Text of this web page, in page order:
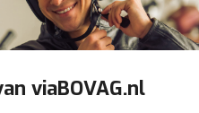
viaBOVAG.nl